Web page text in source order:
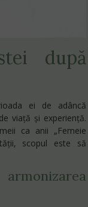
după
ei de adâncă
viaţă şi experienţă.
ca anii „Femeie
scopul este să